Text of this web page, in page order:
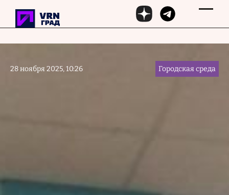
Перейти к основному содержанию
28 ноября 2025, 10:26 Городская среда